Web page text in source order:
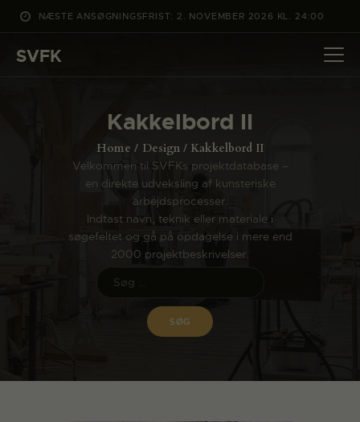
NÆSTE ANSØGNINGSFRIST: 2. NOVEMBER 2026 KL. 24:00
SVFK
Kakkelbord II
Home Design Kakkelbord II
Velkommen til SVFKs projektdatabase –
en direkte udveksling af kunsteriske
arbejdsprocesser.
Indtast navn, teknik eller materiale i
søgefeltet og gå på opdagelse i mere end
2000 projektbeskrivelser.
DET SKER
CHANNEL
ANSØG
OM SVFK
ENGLISH